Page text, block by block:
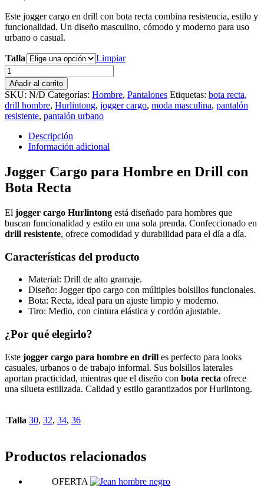
Este jogger cargo en drill con bota recta combina resistencia, estilo y
funcionalidad. Un diseño masculino, cómodo y moderno para uso
urbano o casual.
Talla
Limpiar
Cargo
bota
recta
gris
cantidad
Añadir al carrito
SKU: N/D Categorías: Hombre, Pantalones Etiquetas: bota recta,
drill hombre, Hurlintong, jogger cargo, moda masculina, pantalón
resistente, pantalón urbano
Descripción
Información adicional
Jogger Cargo para Hombre en Drill con
Bota Recta
El jogger cargo Hurlintong está diseñado para hombres que
buscan funcionalidad y estilo en una sola prenda. Confeccionado en
drill resistente, ofrece comodidad y durabilidad para el día a día.
Características del producto
Material: Drill de alto gramaje.
Diseño: Jogger tipo cargo con múltiples bolsillos funcionales.
Bota: Recta, ideal para un ajuste limpio y moderno.
Tiro: Medio, con cintura elástica y cordón ajustable.
¿Por qué elegirlo?
Este jogger cargo para hombre en drill es perfecto para looks
casuales, urbanos o de trabajo informal. Sus bolsillos laterales
aportan practicidad, mientras que el diseño con bota recta ofrece
una silueta estilizada. Calidad y estilo garantizados por Hurlintong.
Talla 30, 32, 34, 36
Productos relacionados
OFERTA